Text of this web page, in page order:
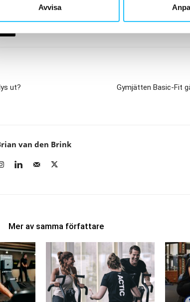
Avvisa
ut?
Gymjätten Basic-Fit
van den Brink
Mer av samma författare